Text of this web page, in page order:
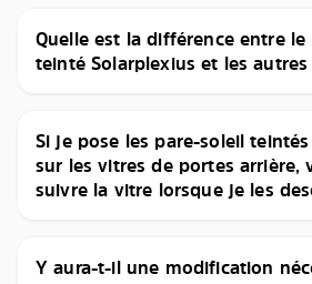
Quelle est la différence entre le
teinté Solarplexius et les
Si je pose les pare-soleil
sur les vitres de portes arrière,
suivre la vitre lorsque je les
Y aura-t-il une modification